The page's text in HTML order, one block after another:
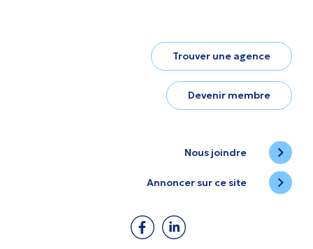
Trouver une agence
Devenir membre
Nous joindre
Annoncer sur ce site